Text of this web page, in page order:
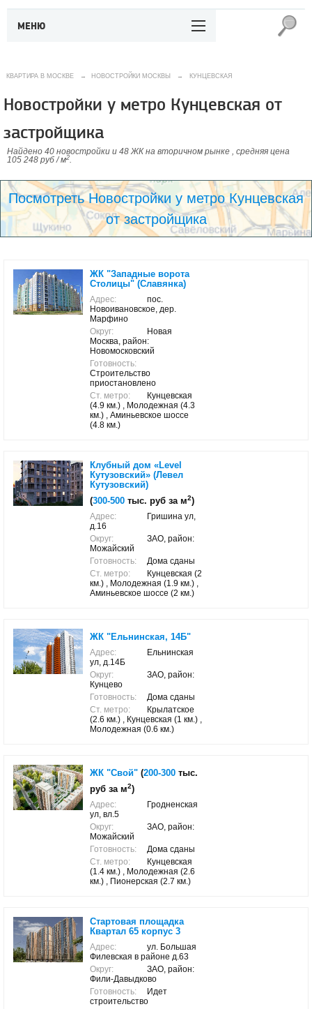
МЕНЮ
КВАРТИРА В МОСКВЕ → НОВОСТРОЙКИ МОСКВЫ → КУНЦЕВСКАЯ
Новостройки у метро Кунцевская от
застройщика
Найдено 40 новостройки и 48 ЖК на вторичном рынке , средняя цена
105 248 руб / м2.
Посмотреть Новостройки у метро Кунцевская
от застройщика
ЖК "Западные ворота
Столицы" (Славянка)
Адрес:
пос.
Новоивановское, дер.
Марфино
Округ:
Новая
Москва, район:
Новомосковский
Готовность:
Строительство
приостановлено
Ст. метро:
Кунцевская
(4.9 км.) , Молодежная (4.3
км.) , Аминьевское шоссе
(4.8 км.)
Клубный дом «Level
Кутузовский» (Левел
Кутузовский)
(300-500 тыс. руб за м2)
Адрес:
Гришина ул,
д.16
Округ:
ЗАО, район:
Можайский
Готовность:
Дома сданы
Ст. метро:
Кунцевская (2
км.) , Молодежная (1.9 км.) ,
Аминьевское шоссе (2 км.)
ЖК "Ельнинская, 14Б"
Адрес:
Ельнинская
ул, д.14Б
Округ:
ЗАО, район:
Кунцево
Готовность:
Дома сданы
Ст. метро:
Крылатское
(2.6 км.) , Кунцевская (1 км.) ,
Молодежная (0.6 км.)
ЖК "Свой" (200-300 тыс.
руб за м2)
Адрес:
Гродненская
ул, вл.5
Округ:
ЗАО, район:
Можайский
Готовность:
Дома сданы
Ст. метро:
Кунцевская
(1.4 км.) , Молодежная (2.6
км.) , Пионерская (2.7 км.)
Стартовая площадка
Квартал 65 корпус 3
Адрес:
ул. Большая
Филевская в районе д.63
Округ:
ЗАО, район:
Фили-Давыдково
Готовность:
Идет
строительство